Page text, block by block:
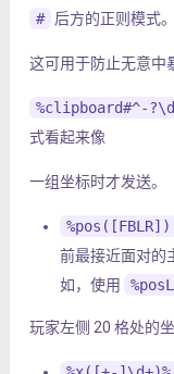
# 后方的正则模式。
这可用于防止无意中
%clipboard#^-
式看起来像
一组坐标时才发送。
前最接近面对的
如，使用
玩家左侧 20 格处的坐